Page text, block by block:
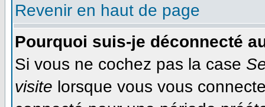
Revenir en haut de page
Pourquoi suis-je déconnecté
Si vous ne cochez pas la case
visite lorsque vous vous